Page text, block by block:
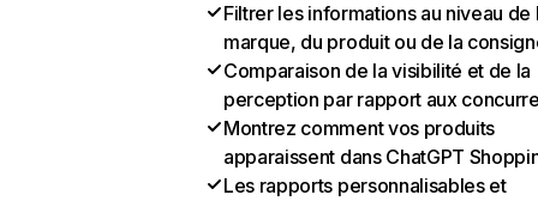
Filtrer les informations au niveau de
marque, du produit ou de la
Comparaison de la visibilité et de la
perception par rapport aux
Montrez comment vos produits
apparaissent dans ChatGPT
Les rapports personnalisables et